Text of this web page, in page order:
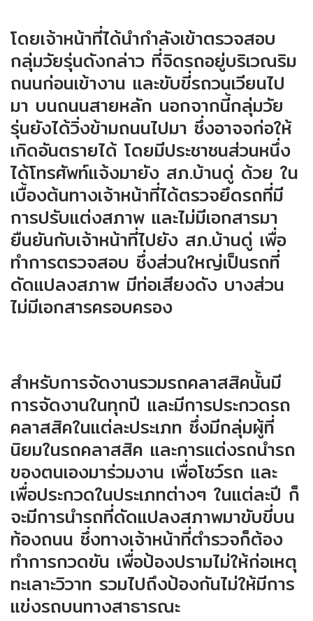
โดยเจ้าหน้าที่ได้นำกำลังเข้าตรวจสอบ
กลุ่มวัยรุ่นดังกล่าว ที่จิดรถอยู่บริเวณริม
ถนนก่อนเข้างาน และขับขี่รถวนเวียนไป
มา บนถนนสายหลัก นอกจากนี้กลุ่มวัย
รุ่นยังได้วิ่งข้ามถนนไปมา ซึ่งอาจจก่อให้
เกิดอันตรายได้ โดยมีประชาชนส่วนหนึ่ง
ได้โทรศัพท์แจ้งมายัง สภ.บ้านดู่ ด้วย ใน
เบื้องต้นทางเจ้าหน้าที่ได้ตรวจยึดรถที่มี
การปรับแต่งสภาพ และไม่มีเอกสารมา
ยืนยันกับเจ้าหน้าที่ไปยัง สภ.บ้านดู่ เพื่อ
ทำการตรวจสอบ ซึ่งส่วนใหญ่เป็นรถที่
ดัดแปลงสภาพ มีท่อเสียงดัง บางส่วน
ไม่มีเอกสารครอบครอง
สำหรับการจัดงานรวมรถคลาสสิคนั้นมี
การจัดงานในทุกปี และมีการประกวดรถ
คลาสสิคในแต่ละประเภท ซึ่งมีกลุ่มผู้ที่
นิยมในรถคลาสสิค และการแต่งรถนำรถ
ของตนเองมาร่วมงาน เพื่อโชว์รถ และ
เพื่อประกวดในประเภทต่างๆ ในแต่ละปี ก็
จะมีการนำรถที่ดัดแปลงสภาพมาขับขี่บน
ท้องถนน ซึ่งทางเจ้าหน้าที่ตำรวจก็ต้อง
ทำการกวดขัน เพื่อป้องปรามไม่ให้ก่อเหตุ
ทะเลาะวิวาท รวมไปถึงป้องกันไม่ให้มีการ
แข่งรถบนทางสาธารณะ